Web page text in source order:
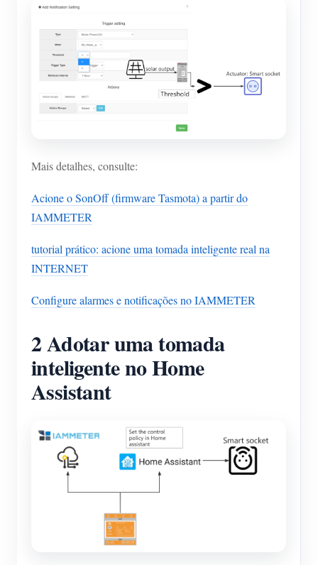
Mais detalhes, consulte:
Acione o SonOff (firmware Tasmota) a partir do
IAMMETER
tutorial prático: acione uma tomada inteligente real na
INTERNET
Configure alarmes e notificações no IAMMETER
2 Adotar uma tomada
inteligente no Home
Assistant